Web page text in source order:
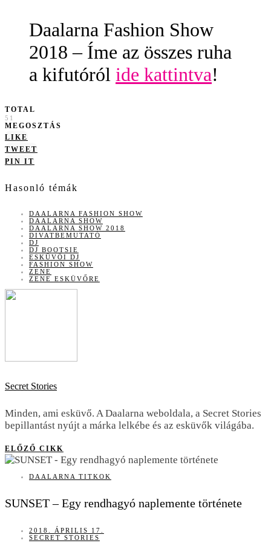
Daalarna Fashion Show
2018 – Íme az összes ruha
a kifutóról ide kattintva!
TOTAL
51
MEGOSZTÁS
LIKE
TWEET
PIN IT
Hasonló témák
DAALARNA FASHION SHOW
DAALARNA SHOW
DAALARNA SHOW 2018
DIVATBEMUTATÓ
DJ
DJ BOOTSIE
ESKÜVŐI DJ
FASHION SHOW
ZENE
ZENE ESKÜVŐRE
Secret Stories
Minden, ami esküvő. A Daalarna weboldala, a Secret Stories
bepillantást nyújt a márka lelkébe és az esküvők világába.
ELŐZŐ CIKK
DAALARNA TITKOK
SUNSET – Egy rendhagyó naplemente története
2018. ÁPRILIS 17.
SECRET STORIES